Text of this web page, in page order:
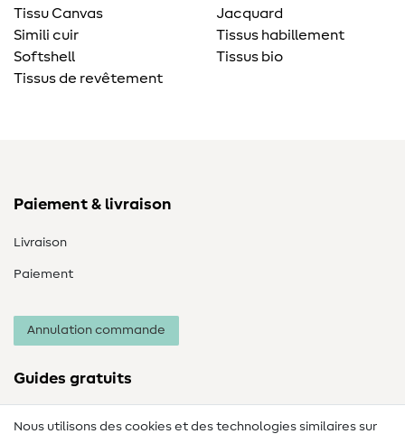
Tissu Canvas
Simili cuir
Softshell
Tissus de revêtement
Jacquard
Tissus habillement
Tissus bio
Paiement & livraison
Livraison
Paiement
Annulation commande
Guides gratuits
Nous utilisons des cookies et des technologies similaires sur